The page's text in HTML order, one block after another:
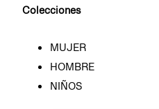
Colecciones
MUJER
HOMBRE
NIÑOS